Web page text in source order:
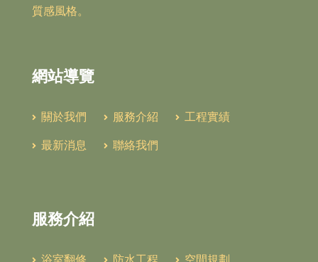
質感風格。
網站導覽
關於我們 服務介紹
工程實績
最新消息
聯絡我們
服務介紹